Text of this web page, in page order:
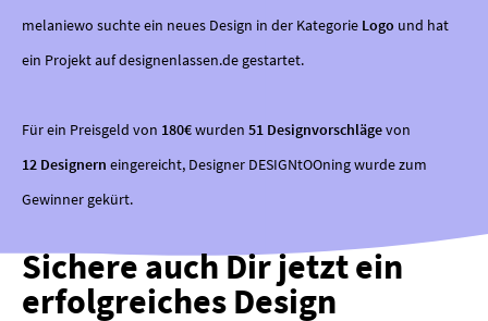
melaniewo suchte ein neues Design in der Kategorie Logo und hat
ein Projekt auf designenlassen.de gestartet.
Für ein Preisgeld von 180€wurden 51 Designvorschlägevon
12 Designern eingereicht, Designer DESIGNtOOning wurde zum
Gewinner gekürt.
Sichere auch Dir jetzt ein
erfolgreiches Design